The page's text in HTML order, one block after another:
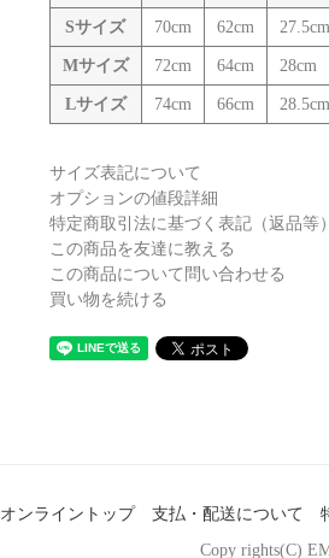
Sサイズ 70cm 62cm 27.5cm
Mサイズ 72cm 64cm 28cm
Lサイズ 74cm 66cm 28.5cm
サイズ表記について
オプションの値段詳細
特定商取引法に基づく表記（返品等
この商品を友達に教える
この商品について問い合わせる
買い物を続ける
オンライントップ 支払・配送について
Copy rights(C)